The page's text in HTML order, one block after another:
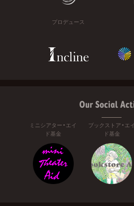
プロデュース
Our Social
ミニシアター・エイ
ド基金
ブックストア・エイ
ド基金